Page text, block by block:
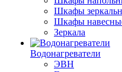
Шкафы
Шкафы
Зеркала
Водонагреватели
ЭВН